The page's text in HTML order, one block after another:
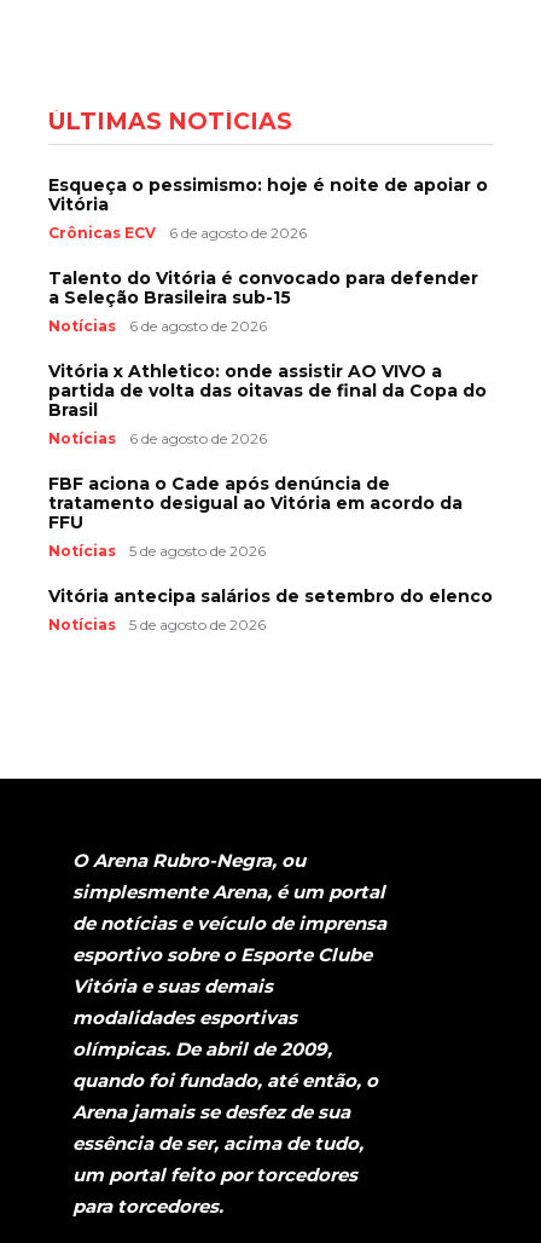
ÚLTIMAS NOTÍCIAS
Esqueça o pessimismo: hoje é noite de apoiar o
Vitória
Crônicas ECV 6 de agosto de 2026
Talento do Vitória é convocado para defender
a Seleção Brasileira sub-15
Notícias 6 de agosto de 2026
Vitória x Athletico: onde assistir AO VIVO a
partida de volta das oitavas de final da Copa do
Brasil
Notícias 6 de agosto de 2026
FBF aciona o Cade após denúncia de
tratamento desigual ao Vitória em acordo da
FFU
Notícias 5 de agosto de 2026
Vitória antecipa salários de setembro do elenco
Notícias 5 de agosto de 2026
O Arena Rubro-Negra, ou
simplesmente Arena, é um portal
de notícias e veículo de imprensa
esportivo sobre o Esporte Clube
Vitória e suas demais
modalidades esportivas
olímpicas. De abril de 2009,
quando foi fundado, até então, o
Arena jamais se desfez de sua
essência de ser, acima de tudo,
um portal feito por torcedores
para torcedores.